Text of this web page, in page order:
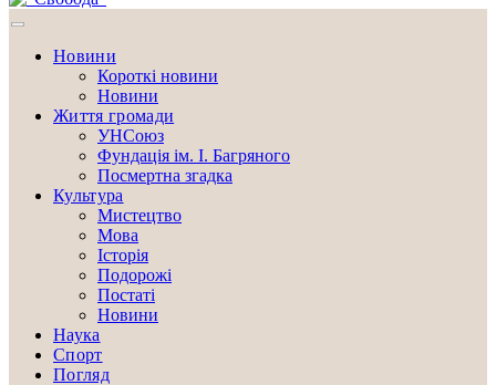
Новини
Короткі новини
Новини
Життя громади
УНСоюз
Фундація ім. І. Багряного
Посмертна згадка
Культура
Мистецтво
Мова
Історія
Подорожі
Постаті
Новини
Наука
Спорт
Погляд